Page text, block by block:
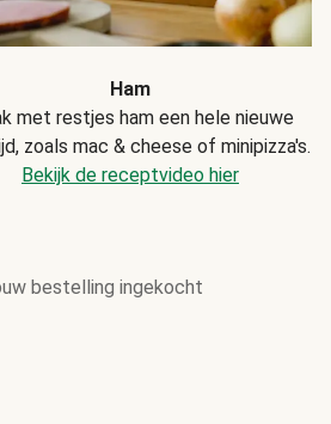
Ham
met restjes ham een hele nieuwe
zoals mac & cheese of minipizza's.
Bekijk de receptvideo hier
bestelling ingekocht